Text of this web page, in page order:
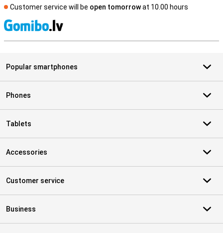
Customer service will be open tomorrowat 10.00 hours
Popular smartphones
Phones
Tablets
Accessories
Customer service
Business